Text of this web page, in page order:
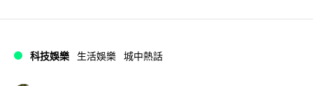
科技娛樂 生活娛樂 城中熱話